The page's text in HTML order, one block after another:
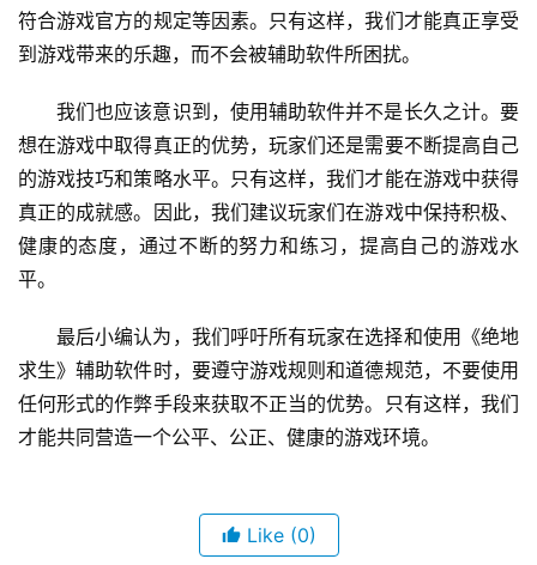
符合游戏官方的规定等因素。只有这样，我们才能真正享受
到游戏带来的乐趣，而不会被辅助软件所困扰。
我们也应该意识到，使用辅助软件并不是长久之计。要
想在游戏中取得真正的优势，玩家们还是需要不断提高自己
的游戏技巧和策略水平。只有这样，我们才能在游戏中获得
真正的成就感。因此，我们建议玩家们在游戏中保持积极、
健康的态度，通过不断的努力和练习，提高自己的游戏水
平。
最后小编认为，我们呼吁所有玩家在选择和使用《绝地
求生》辅助软件时，要遵守游戏规则和道德规范，不要使用
任何形式的作弊手段来获取不正当的优势。只有这样，我们
才能共同营造一个公平、公正、健康的游戏环境。
Like (0)